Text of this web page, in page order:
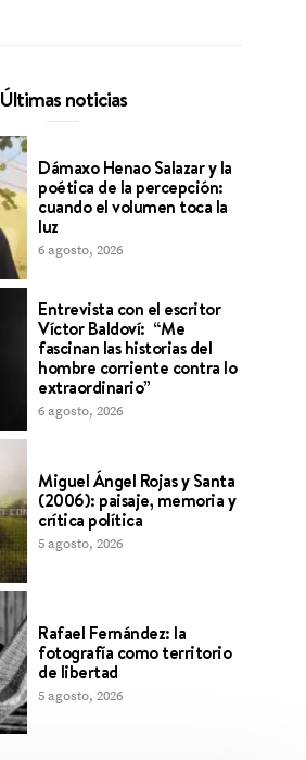
Últimas noticias
Dámaxo Henao Salazar y la
poética de la percepción:
cuando el volumen toca la
luz
6 agosto, 2026
Entrevista con el escritor
Víctor Baldoví: “Me
fascinan las historias del
hombre corriente contra lo
extraordinario”
6 agosto, 2026
Miguel Ángel Rojas y Santa
(2006): paisaje, memoria y
crítica política
5 agosto, 2026
Rafael Fernández: la
fotografía como territorio
de libertad
5 agosto, 2026